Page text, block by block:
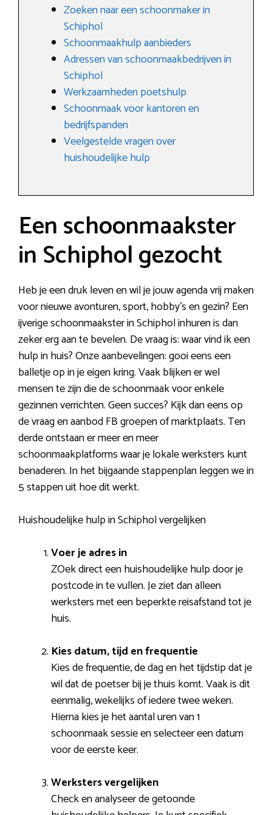
Zoeken naar een schoonmaker in
Schiphol
Schoonmaakhulp aanbieders
Adressen van schoonmaakbedrijven in
Schiphol
Werkzaamheden poetshulp
Schoonmaak voor kantoren en
bedrijfspanden
Veelgestelde vragen over
huishoudelijke hulp
Een schoonmaakster
in Schiphol gezocht
Heb je een druk leven en wil je jouw agenda vrij maken
voor nieuwe avonturen, sport, hobby’s en gezin? Een
ijverige schoonmaakster in Schiphol inhuren is dan
zeker erg aan te bevelen. De vraag is: waar vind ik een
hulp in huis? Onze aanbevelingen: gooi eens een
balletje op in je eigen kring. Vaak blijken er wel
mensen te zijn die de schoonmaak voor enkele
gezinnen verrichten. Geen succes? Kijk dan eens op
de vraag en aanbod FB groepen of marktplaats. Ten
derde ontstaan er meer en meer
schoonmaakplatforms waar je lokale werksters kunt
benaderen. In het bijgaande stappenplan leggen we in
5 stappen uit hoe dit werkt.
Huishoudelijke hulp in Schiphol vergelijken
Voer je adres in
ZOek direct een huishoudelijke hulp door je
postcode in te vullen. Je ziet dan alleen
werksters met een beperkte reisafstand tot je
huis.
Kies datum, tijd en frequentie
Kies de frequentie, de dag en het tijdstip dat je
wil dat de poetser bij je thuis komt. Vaak is dit
eenmalig, wekelijks of iedere twee weken.
Hierna kies je het aantal uren van 1
schoonmaak sessie en selecteer een datum
voor de eerste keer.
Werksters vergelijken
Check en analyseer de getoonde